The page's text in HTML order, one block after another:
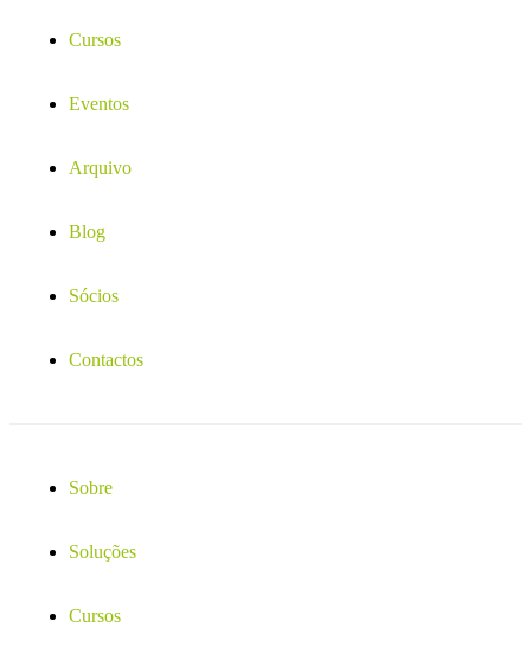
Cursos
Eventos
Arquivo
Blog
Sócios
Contactos
Sobre
Soluções
Cursos